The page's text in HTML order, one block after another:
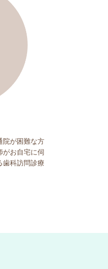
院が困難な方
がお自宅に伺
歯科訪問診療